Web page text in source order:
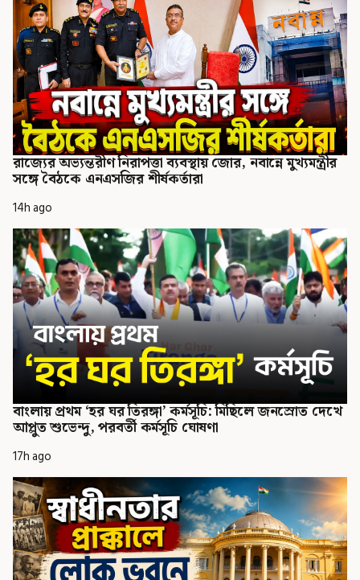
রাজ্যের অভ্যন্তরীণ নিরাপত্তা ব্যবস্থায় জোর, নবান্নে মুখ্যমন্ত্রীর
সঙ্গে বৈঠকে এনএসজির শীর্ষকর্তারা
14h ago
বাংলায় প্রথম ‘হর ঘর তিরঙ্গা’ কর্মসূচি: মিছিলে জনস্রোত দেখে
আপ্লুত শুভেন্দু, পরবর্তী কর্মসূচি ঘোষণা
17h ago